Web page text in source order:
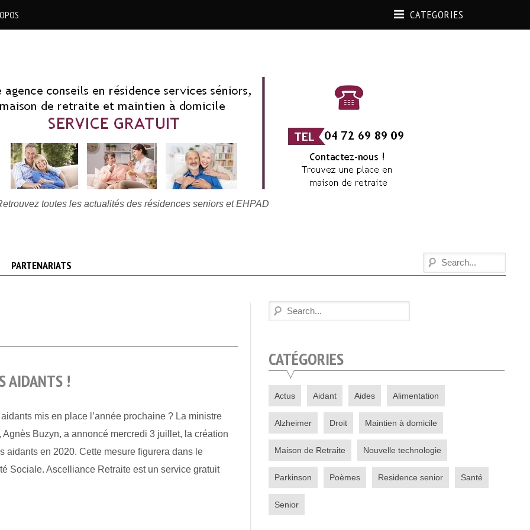
CATEGORIES
toutes les actualités des résidences seniors et EHPAD
PARTENARIATS
AIDANTS !
mis en place l’année prochaine ? La ministre
Buzyn, a annoncé mercredi 3 juillet, la création
aidants en 2020. Cette mesure figurera dans le
Sociale. Ascelliance Retraite est un service gratuit
CATÉGORIES
Actus Aidant Aides Alimentation
Alzheimer Droit Maintien à domicile
Maison de Retraite Nouvelle technologie
Parkinson Poèmes Residence senior Santé
Senior